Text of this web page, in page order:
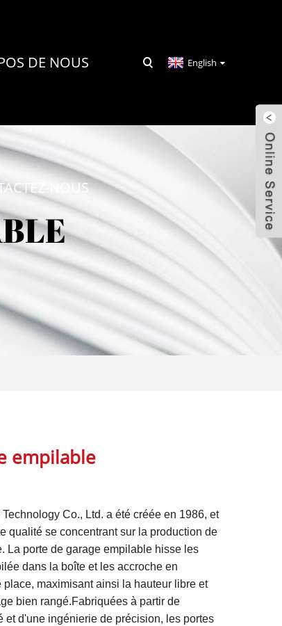
DE NOUS
NOUS
English
empilable
Co., Ltd. a été créée en 1986, et
qualité se concentrant sur la production de
La porte de garage empilable hisse les
dans la boîte et les accroche en
place, maximisant ainsi la hauteur libre et
bien rangé.Fabriquées à partir de
et d'une ingénierie de précision, les portes